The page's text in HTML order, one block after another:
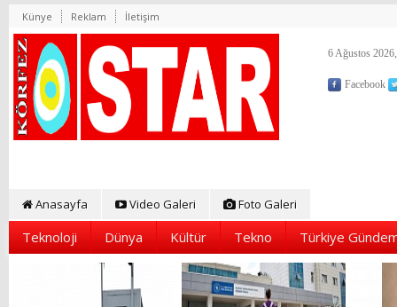
Künye Reklam İletişim
6 Ağustos
Facebook
Anasayfa Video Galeri Foto Galeri
Teknoloji Dünya Kültür Tekno Türkiye